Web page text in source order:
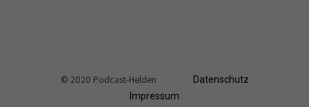
© 2020 Podcast-Helden
Datenschutz
Impressum